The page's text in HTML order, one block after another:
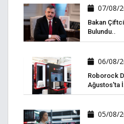
07/08/
Bakan
Bulundu..
06/08/
Roborock
Ağustos'ta
05/08/